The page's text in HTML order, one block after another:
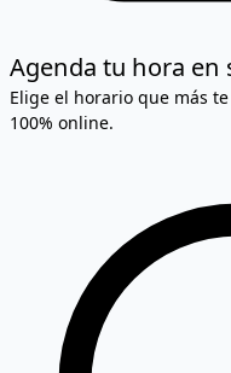
Agenda tu hora en
Elige el horario que más
100% online.